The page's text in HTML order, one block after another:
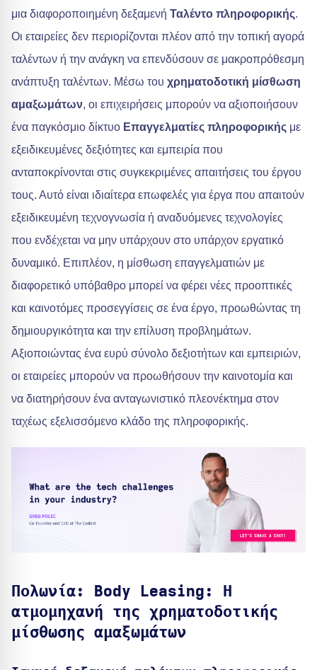
μια διαφοροποιημένη δεξαμενή Ταλέντο πληροφορικής.
Οι εταιρείες δεν περιορίζονται πλέον από την τοπική αγορά
ταλέντων ή την ανάγκη να επενδύσουν σε μακροπρόθεσμη
ανάπτυξη ταλέντων. Μέσω του χρηματοδοτική μίσθωση
αμαξωμάτων, οι επιχειρήσεις μπορούν να αξιοποιήσουν
ένα παγκόσμιο δίκτυο Επαγγελματίες πληροφορικής με
εξειδικευμένες δεξιότητες και εμπειρία που
ανταποκρίνονται στις συγκεκριμένες απαιτήσεις του έργου
τους. Αυτό είναι ιδιαίτερα επωφελές για έργα που απαιτούν
εξειδικευμένη τεχνογνωσία ή αναδυόμενες τεχνολογίες
που ενδέχεται να μην υπάρχουν στο υπάρχον εργατικό
δυναμικό. Επιπλέον, η μίσθωση επαγγελματιών με
διαφορετικό υπόβαθρο μπορεί να φέρει νέες προοπτικές
και καινοτόμες προσεγγίσεις σε ένα έργο, προωθώντας τη
δημιουργικότητα και την επίλυση προβλημάτων.
Αξιοποιώντας ένα ευρύ σύνολο δεξιοτήτων και εμπειριών,
οι εταιρείες μπορούν να προωθήσουν την καινοτομία και
να διατηρήσουν ένα ανταγωνιστικό πλεονέκτημα στον
ταχέως εξελισσόμενο κλάδο της πληροφορικής.
Πολωνία: Body Leasing: Η
ατμομηχανή της χρηματοδοτικής
μίσθωσης αμαξωμάτων